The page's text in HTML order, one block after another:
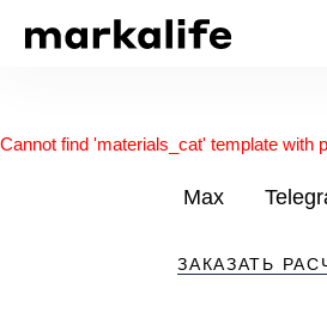
Cannot find 'materials_cat' template with
Max
ЗАКАЗАТЬ